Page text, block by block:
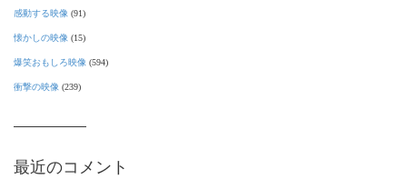
感動する映像 (91)
懐かしの映像 (15)
爆笑おもしろ映像 (594)
衝撃の映像 (239)
最近のコメント